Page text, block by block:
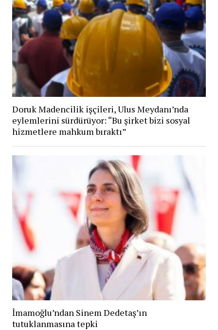
Doruk Madencilik işçileri, Ulus Meydanı’nda
eylemlerini sürdürüyor: “Bu şirket bizi sosyal
hizmetlere mahkum bıraktı”
İmamoğlu’ndan Sinem Dedetaş’ın
tutuklanmasına tepki